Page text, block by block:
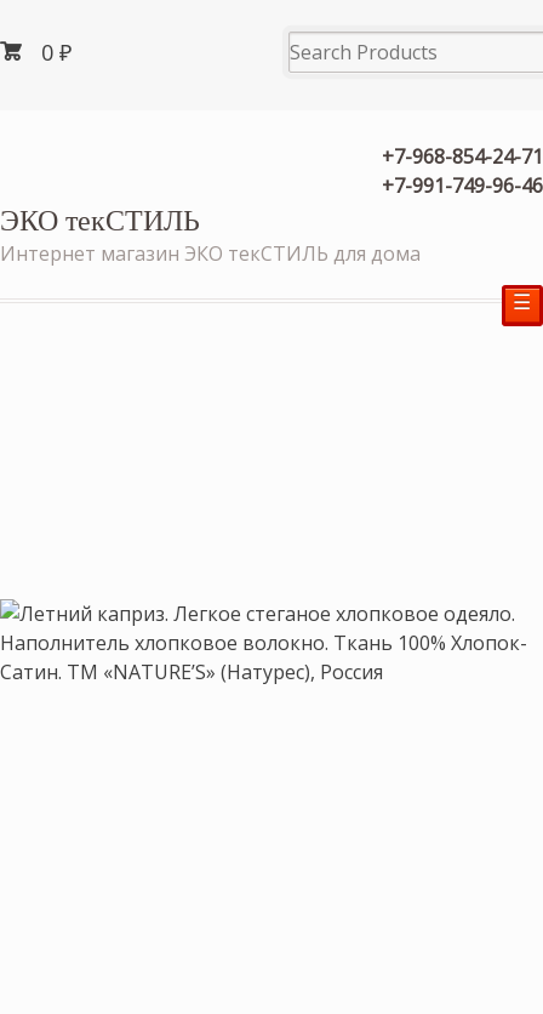
0₽
+7-968-854-24-71
+7-991-749-96-46
ЭКО текСТИЛЬ
Интернет магазин ЭКО текСТИЛЬ для дома
☰